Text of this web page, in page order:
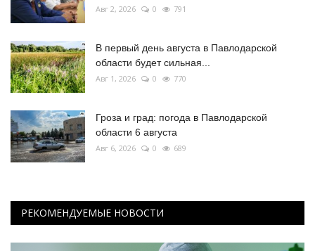
Авг 2, 2026 0 791
В первый день августа в Павлодарской
области будет сильная...
Авг 1, 2026 0 770
Гроза и град: погода в Павлодарской
области 6 августа
Авг 6, 2026 0 689
РЕКОМЕНДУЕМЫЕ НОВОСТИ